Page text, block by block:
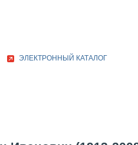
ЭЛЕКТРОННЫЙ КАТАЛОГ